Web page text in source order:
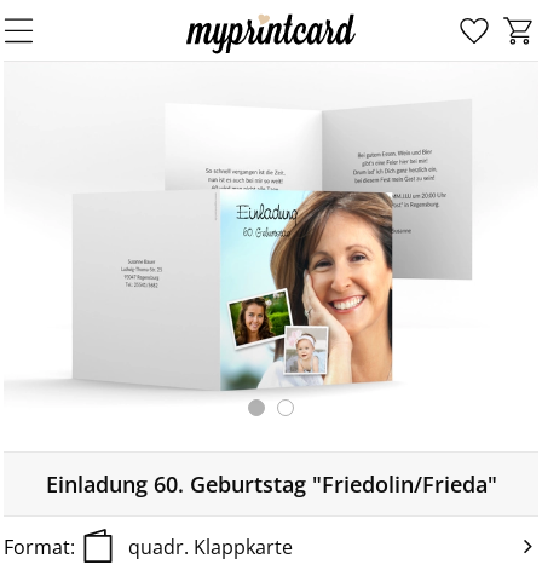
Einladung 60. Geburtstag "Friedolin/Frieda"
quadr. Klappkarte